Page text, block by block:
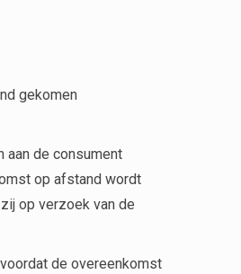
gekomen
de consument
op afstand wordt
op verzoek van de
de overeenkomst